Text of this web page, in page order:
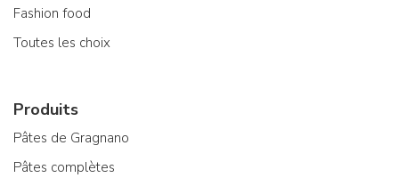
Fashion food
Toutes les choix
Produits
Pâtes de Gragnano
Pâtes complètes